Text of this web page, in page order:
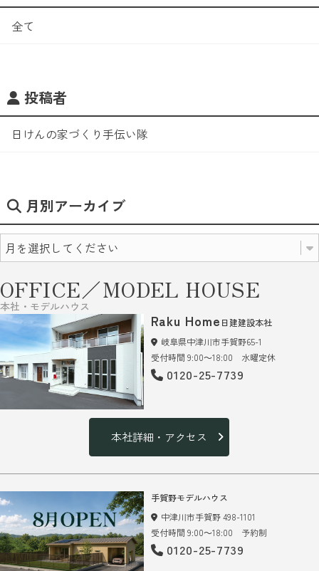
全て
投稿者
日けんの家づくり手伝い隊
月別アーカイブ
OFFICE／MODEL HOUSE
本社・モデルハウス
Raku Home 日建建設本社
岐阜県中津川市手賀野65-1
受付時間 9:00～18:00 水曜定休
0120-25-7739
本社詳細・アクセス
手賀野モデルハウス
中津川市手賀野 498-1101
受付時間 9:00～18:00 予約制
0120-25-7739